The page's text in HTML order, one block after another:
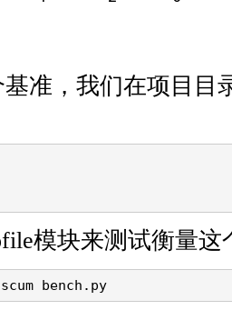
准，我们在项目目
模块来测试衡量这
bench.py